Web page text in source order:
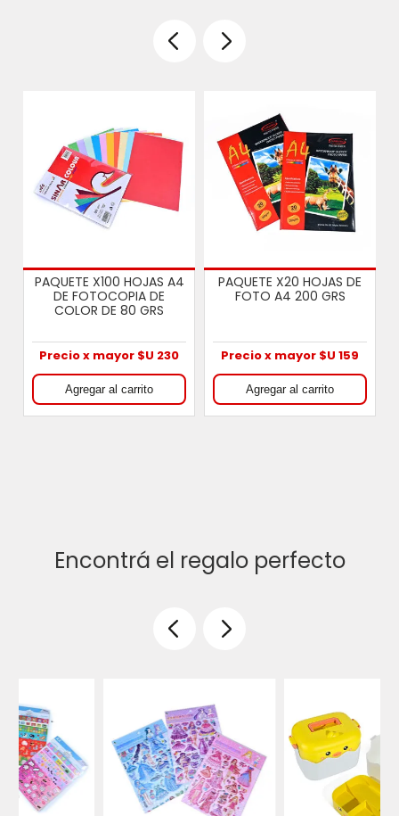
PAQUETE X100 HOJAS A4
DE FOTOCOPIA DE
COLOR DE 80 GRS
Precio x mayor $U 230
PAQUETE X20 HOJAS DE
FOTO A4 200 GRS
Precio x mayor $U 159
Encontrá el regalo perfecto